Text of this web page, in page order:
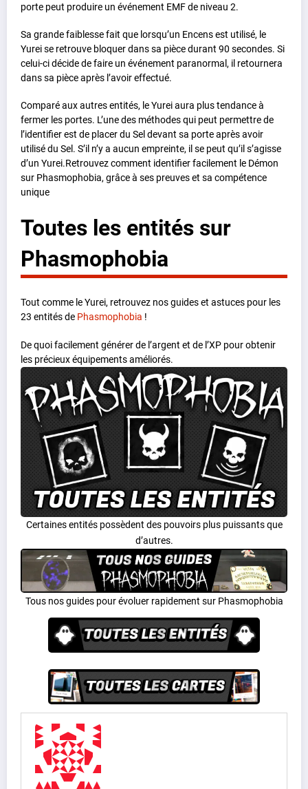
porte peut produire un événement EMF de niveau 2.
Sa grande faiblesse fait que lorsqu’un Encens est utilisé, le
Yurei se retrouve bloquer dans sa pièce durant 90 secondes. Si
celui-ci décide de faire un événement paranormal, il retournera
dans sa pièce après l’avoir effectué.
Comparé aux autres entités, le Yurei aura plus tendance à
fermer les portes. L’une des méthodes qui peut permettre de
l’identifier est de placer du Sel devant sa porte après avoir
utilisé du Sel. S’il n’y a aucun empreinte, il se peut qu’il s’agisse
d’un Yurei.Retrouvez comment identifier facilement le Démon
sur Phasmophobia, grâce à ses preuves et sa compétence
unique
Toutes les entités sur
Phasmophobia
Tout comme le Yurei, retrouvez nos guides et astuces pour les
23 entités de Phasmophobia !
De quoi facilement générer de l’argent et de l’XP pour obtenir
les précieux équipements améliorés.
Certaines entités possèdent des pouvoirs plus puissants que
d’autres.
Tous nos guides pour évoluer rapidement sur Phasmophobia